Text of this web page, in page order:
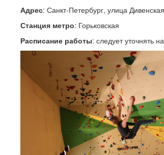
Адрес: Санкт-Петербург, улица
Станция метро: Горьковская
Расписание работы: следует уточнять